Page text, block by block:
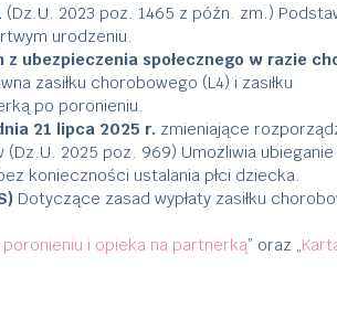
(Dz.U. 2023 poz. 1465 z późn. zm.)
urodzeniu.
ubezpieczenia społecznego w razie
zasiłku chorobowego (L4) i zasiłku
po poronieniu.
21 lipca 2025 r. zmieniające
(Dz.U. 2025 poz. 969) Umożliwia
konieczności ustalania płci dziecka.
Dotyczące zasad wypłaty zasiłku
poronieniu i opieka na partnerką” oraz „